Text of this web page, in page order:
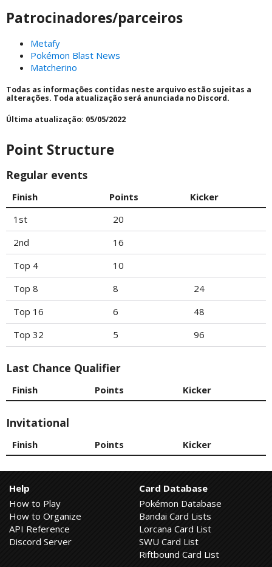
Patrocinadores/parceiros
Metafy
Pokémon Blast News
Matcherino
Todas as informações contidas neste arquivo estão sujeitas a
alterações. Toda atualização será anunciada no Discord.
Última atualização: 05/05/2022
Point Structure
Regular events
Finish Points
Kicker
1st
20
2nd
16
Top 4
10
Top 8
8
24
Top 16
6
48
Top 32
5 96
Last Chance Qualifier
Finish Points Kicker
Invitational
Finish Points Kicker
Help
How to Play
How to Organize
API Reference
Discord Server
Card Database
Pokémon Database
Bandai Card Lists
Lorcana Card List
SWU Card List
Riftbound Card List